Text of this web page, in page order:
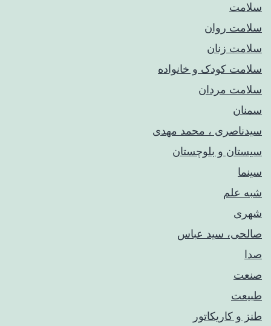
سلامت
سلامت روان
سلامت زنان
سلامت کودک‌ و خانواده
سلامت مردان
سمنان
سیدناصری ، محمد مهدی
سیستان و بلوچستان
سینما
شبه علم
شهری
صالحی، سید عباس
صدا
صنعت
طبیعت
طنز و کاریکاتور